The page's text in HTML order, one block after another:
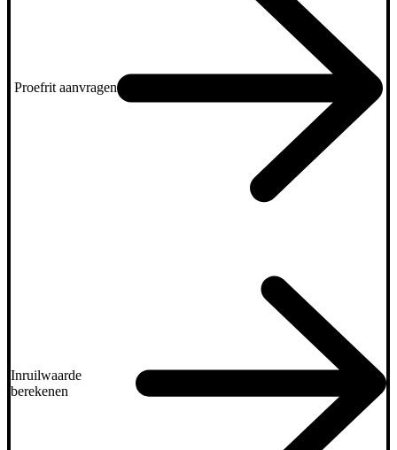
Proefrit aanvragen
Inruilwaarde
berekenen